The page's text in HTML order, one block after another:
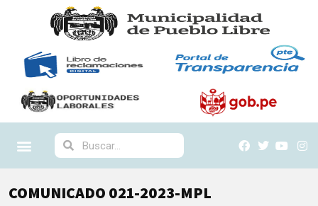
COMUNICADO 021-2023-MPL